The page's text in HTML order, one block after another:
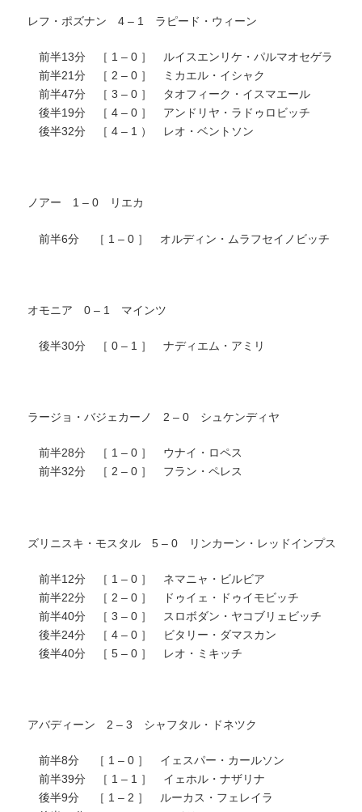
レフ・ポズナン 4 – 1 ラピード・ウィーン
前半13分 ［ 1 – 0 ］ ルイスエンリケ・パルマオセゲラ
前半21分 ［ 2 – 0 ］ ミカエル・イシャク
前半47分 ［ 3 – 0 ］ タオフィーク・イスマエール
後半19分 ［ 4 – 0 ］ アンドリヤ・ラドゥロビッチ
後半32分 ［ 4 – 1 ） レオ・ベントソン
ノアー 1 – 0 リエカ
前半6分 ［ 1 – 0 ］ オルディン・ムラフセイノビッチ
オモニア 0 – 1 マインツ
後半30分 ［ 0 – 1 ］ ナディエム・アミリ
ラージョ・バジェカーノ 2 – 0 シュケンディヤ
前半28分 ［ 1 – 0 ］ ウナイ・ロペス
前半32分 ［ 2 – 0 ］ フラン・ペレス
ズリニスキ・モスタル 5 – 0 リンカーン・レッドインプス
前半12分 ［ 1 – 0 ］ ネマニャ・ビルビア
前半22分 ［ 2 – 0 ］ ドゥイェ・ドゥイモビッチ
前半40分 ［ 3 – 0 ］ スロボダン・ヤコブリェビッチ
後半24分 ［ 4 – 0 ］ ビタリー・ダマスカン
後半40分 ［ 5 – 0 ］ レオ・ミキッチ
アバディーン 2 – 3 シャフタル・ドネツク
前半8分 ［ 1 – 0 ］ イェスパー・カールソン
前半39分 ［ 1 – 1 ］ イェホル・ナザリナ
後半9分 ［ 1 – 2 ］ ルーカス・フェレイラ